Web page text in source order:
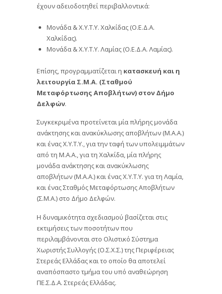
έχουν αδειοδοτηθεί περιβαλλοντικά:
Μονάδα & Χ.Υ.Τ.Υ. Χαλκίδας (Ο.Ε.Δ.Α.
Χαλκίδας).
Μονάδα & Χ.Υ.Τ.Υ. Λαμίας (Ο.Ε.Δ.Α. Λαμίας).
Επίσης, προγραμματίζεται η κατασκευή και η
λειτουργία Σ.Μ.Α. (Σταθμού
Μεταφόρτωσης Αποβλήτων) στον Δήμο
Δελφών.
Συγκεκριμένα προτείνεται μία πλήρης μονάδα
ανάκτησης και ανακύκλωσης αποβλήτων (Μ.Α.Α.)
και ένας Χ.Υ.Τ.Υ., για την ταφή των υπολειμμάτων
από τη Μ.Α.Α., για τη Χαλκίδα, μία πλήρης
μονάδα ανάκτησης και ανακύκλωσης
αποβλήτων (Μ.Α.Α.) και ένας Χ.Υ.Τ.Υ. για τη Λαμία,
και ένας Σταθμός Μεταφόρτωσης Αποβλήτων
(Σ.Μ.Α.) στο Δήμο Δελφών.
Η δυναμικότητα σχεδιασμού βασίζεται στις
εκτιμήσεις των ποσοτήτων που
περιλαμβάνονται στο Ολιστικό Σύστημα
Χωριστής Συλλογής (Ο.Σ.Χ.Σ.) της Περιφέρειας
Στερεάς Ελλάδας και το οποίο θα αποτελεί
αναπόσπαστο τμήμα του υπό αναθεώρηση
ΠΕ.Σ.Δ.Α. Στερεάς Ελλάδας.